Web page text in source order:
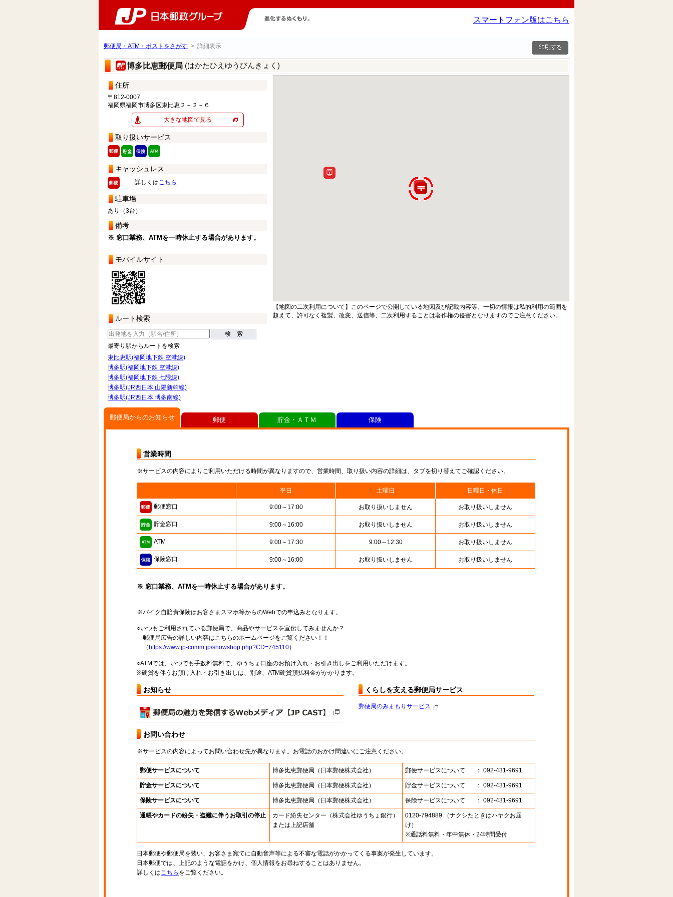
スマートフォン版はこちら
郵便局・ATM・ポストをさがす > 詳細表示
博多比恵郵便局 (はかたひえゆうびんきょく)
住所
〒812-0007
福岡県福岡市博多区東比恵２－２－６
大きな地図で見る
取り扱いサービス
キャッシュレス
詳しくはこちら
駐車場
あり（3台）
備考
※ 窓口業務、ATMを一時休止する場合があります。
モバイルサイト
ルート検索
検 索
最寄り駅からルートを検索
東比恵駅(福岡地下鉄 空港線)
博多駅(福岡地下鉄 空港線)
博多駅(福岡地下鉄 七隈線)
博多駅(JR西日本 山陽新幹線)
博多駅(JR西日本 博多南線)
【地図の二次利用について】このページで公開している地図及び記載内容等、一切の情報は私的利用の範囲を
超えて、許可なく複製、改変、送信等、二次利用することは著作権の侵害となりますのでご注意ください。
郵便局からのお知らせ
営業時間
※サービスの内容によりご利用いただける時間が異なりますので、営業時間、取り扱い内容の詳細は、タブを切り替えてご確認ください。
平日 土曜日 日曜日・休日
郵便窓口 9:00～17:00 お取り扱いしません お取り扱いしません
貯金窓口 9:00～16:00 お取り扱いしません お取り扱いしません
ATM 9:00～17:30 9:00～12:30 お取り扱いしません
保険窓口 9:00～16:00 お取り扱いしません お取り扱いしません
※ 窓口業務、ATMを一時休止する場合があります。
※バイク自賠責保険はお客さまスマホ等からのWebでの申込みとなります。
○いつもご利用されている郵便局で、商品やサービスを宣伝してみませんか？
郵便局広告の詳しい内容はこちらのホームページをご覧ください！！
（ https://www.jp-comm.jp/showshop.php?CD=745110）
○ATMでは、いつでも手数料無料で、ゆうちょ口座のお預け入れ・お引き出しをご利用いただけます。
※硬貨を伴うお預け入れ・お引き出しは、別途、ATM硬貨預払料金がかかります。
お知らせ くらしを支える郵便局サービス
郵便局のみまもりサービス
お問い合わせ
※サービスの内容によってお問い合わせ先が異なります。お電話のおかけ間違いにご注意ください。
郵便サービスについて 博多比恵郵便局 （日本郵便株式会社） 郵便サービスについて ： 092-431-9691
貯金サービスについて 博多比恵郵便局 （日本郵便株式会社） 貯金サービスについて ： 092-431-9691
保険サービスについて 博多比恵郵便局 （日本郵便株式会社） 保険サービスについて ： 092-431-9691
通帳やカードの紛失・盗難に伴うお取引の停止 カード紛失センター （株式会社ゆうちょ銀行）
または上記店舗
0120-794889 （ナクシたときはハヤクお届
け）
※通話料無料・年中無休・24時間受付
日本郵便や郵便局を装い、お客さま宛てに自動音声等による不審な電話がかかってくる事案が発生しています。
日本郵便では、上記のような電話をかけ、個人情報をお尋ねすることはありません。
詳しくはこちら をご覧ください。
郵便 貯金・ＡＴＭ 保険